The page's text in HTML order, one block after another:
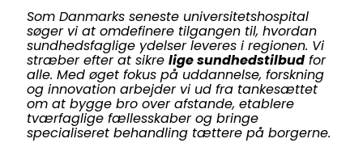
Som Danmarks seneste universitetshospital
søger vi at omdefinere tilgangen til, hvordan
sundhedsfaglige ydelser leveres i regionen. Vi
stræber efter at sikre lige sundhedstilbud for
alle. Med øget fokus på uddannelse, forskning
og innovation arbejder vi ud fra tankesættet
om at bygge bro over afstande, etablere
tværfaglige fællesskaber og bringe
specialiseret behandling tættere på borgerne.